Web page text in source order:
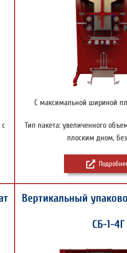
С максимальной шириной
Тип пакета: увеличенного
плоским дном,
Вертикальный
СБ-1-4Г